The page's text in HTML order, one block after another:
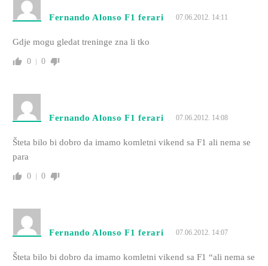
Fernando Alonso F1 ferari 07.06.2012. 14:11
Gdje mogu gledat treninge zna li tko
0 0
Fernando Alonso F1 ferari 07.06.2012. 14:08
Šteta bilo bi dobro da imamo komletni vikend sa F1 ali nema se
para
0 0
Fernando Alonso F1 ferari 07.06.2012. 14:07
Šteta bilo bi dobro da imamo komletni vikend sa F1 “ali nema se